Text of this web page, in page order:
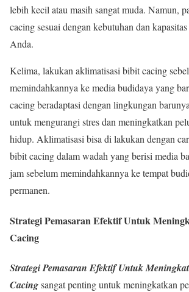
lebih kecil atau masih sangat muda. Namun,
cacing sesuai dengan kebutuhan dan
Anda.
Kelima, lakukan aklimatisasi bibit cacing
memindahkannya ke media budidaya yang
cacing beradaptasi dengan lingkungan
untuk mengurangi stres dan meningkatkan
hidup. Aklimatisasi bisa di lakukan dengan
bibit cacing dalam wadah yang berisi media
jam sebelum memindahkannya ke tempat
permanen.
Strategi Pemasaran Efektif Untuk
Cacing
Strategi Pemasaran Efektif Untuk
Cacingsangat penting untuk meningkatkan